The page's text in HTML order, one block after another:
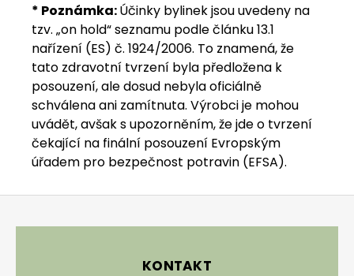
* Poznámka:Účinky bylinek jsou uvedeny na
tzv. „on hold“ seznamu podle článku 13.1
nařízení (ES) č. 1924/2006. To znamená, že
tato zdravotní tvrzení byla předložena k
posouzení, ale dosud nebyla oficiálně
schválena ani zamítnuta. Výrobci je mohou
uvádět, avšak s upozorněním, že jde o tvrzení
čekající na finální posouzení Evropským
úřadem pro bezpečnost potravin (EFSA).
KONTAKT